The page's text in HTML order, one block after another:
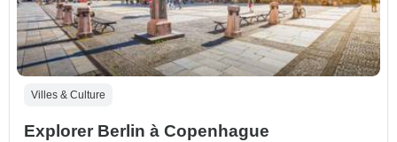
Villes & Culture
Explorer Berlin à Copenhague